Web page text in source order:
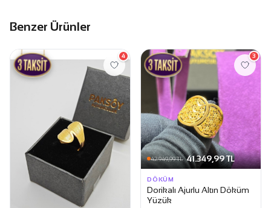
Benzer Ürünler
4
42.949,99 TL 41.349,99 TL
3
DÖKÜM
Dorikalı Ajurlu Altın Döküm
Yüzük